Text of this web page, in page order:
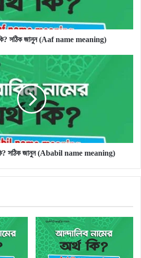
সঠিক জানুন (Aaf name meaning)
কি? সঠিক জানুন (Ababil name meaning)